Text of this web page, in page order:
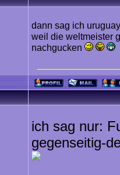
dann sag ich
weil die weltmeister
nachgucken
ich sag nur:
gegenseitig-